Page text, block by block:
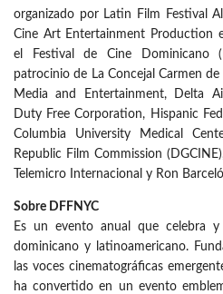
organizado por Latin Film Festival
Cine Art Entertainment Production
el Festival de Cine Dominicano
patrocinio de La Concejal Carmen
Media and Entertainment, Delta
Duty Free Corporation, Hispanic
Columbia University Medical
Republic Film Commission
Telemicro Internacional y Ron
Sobre DFFNYC
Es un evento anual que celebra
dominicano y latinoamericano.
las voces cinematográficas
ha convertido en un evento